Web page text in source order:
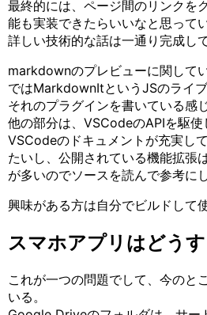
最終的には、ページ間のリンクを
能も実装できたらいいなと思ってい
詳しい技術的な話は一通り完成し
markdownのプレビューに関して
ではMarkdownItというJSのライブ
それのプラグインを書いている感じ
他の部分は、VSCodeのAPIを駆使
VSCodeのドキュメントが充実し
たいし、公開されている機能拡張
が多いのでソースを読んで参考に
興味がある方は自分でビルドして
スマホアプリはどう
これが一つの問題でして、今のと
いる。